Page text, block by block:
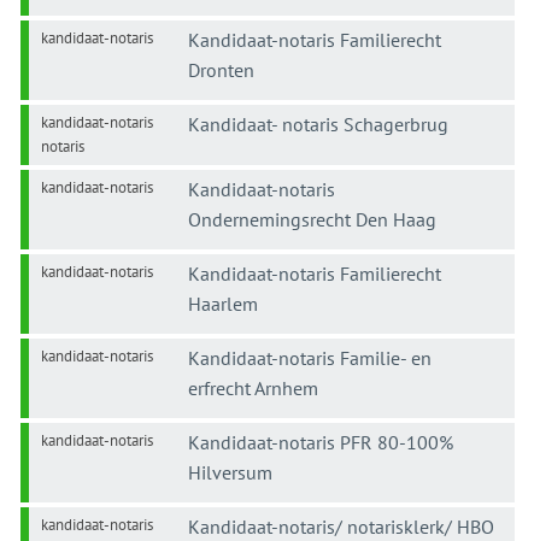
kandidaat-notaris
Kandidaat-notaris Familierecht
Dronten
kandidaat-notaris
notaris
Kandidaat- notaris Schagerbrug
kandidaat-notaris
Kandidaat-notaris
Ondernemingsrecht Den Haag
kandidaat-notaris
Kandidaat-notaris Familierecht
Haarlem
kandidaat-notaris
Kandidaat-notaris Familie- en
erfrecht Arnhem
kandidaat-notaris
Kandidaat-notaris PFR 80-100%
Hilversum
kandidaat-notaris
Kandidaat-notaris/ notarisklerk/ HBO